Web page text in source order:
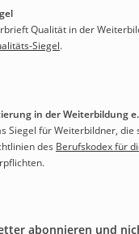
Qualität in der
Siegel.
in der Weiterbildung
Siegel für Weiterbildner, die
des Berufskodex für
abonnieren und